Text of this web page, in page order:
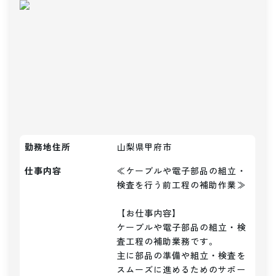
勤務地住所
山梨県甲府市
仕事内容
≪ケーブルや電子部品の組立・
検査を行う前工程の補助作業≫
【お仕事内容】
ケーブルや電子部品の組立・検
査工程の補助業務です。
主に部品の準備や組立・検査を
スムーズに進めるためのサポー